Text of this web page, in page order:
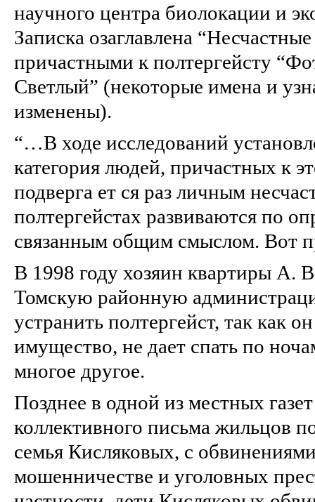
научного центра биолокации и
Записка озаглавлена
причастными к полтергейсту
Светлый” (некоторые имена и
изменены).
“…В ходе исследований
категория людей, причастных к
подверга ет ся раз личным
полтергейстах развиваются по
связанным общим смыслом. Вот
В 1998 году хозяин квартиры А.
Томскую районную
устранить полтергейст, так как
имущество, не дает спать по
многое другое.
Позднее в одной из местных
коллективного письма жильцов
семья Кисляковых, с
мошенничестве и уголовных